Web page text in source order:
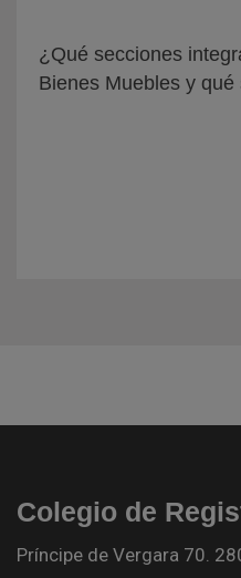
¿Qué secciones
Bienes Muebles y
Colegio de
Príncipe de Vergara 70.